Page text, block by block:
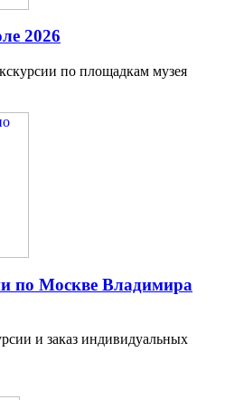
2026
по площадкам музея
по Москве Владимира
и заказ индивидуальных